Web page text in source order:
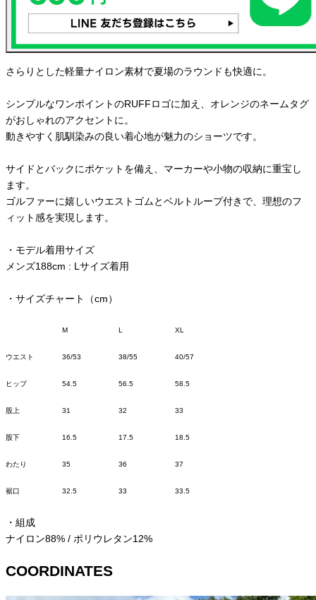
さらりとした軽量ナイロン素材で夏場のラウンドも快適に。
シンプルなワンポイントのRUFFロゴに加え、オレンジのネームタグ
がおしゃれのアクセントに。
動きやすく肌馴染みの良い着心地が魅力のショーツです。
サイドとバックにポケットを備え、マーカーや小物の収納に重宝し
ます。
ゴルファーに嬉しいウエストゴムとベルトループ付きで、理想のフ
ィット感を実現します。
・モデル着用サイズ
メンズ188cm : Lサイズ着用
・サイズチャート（cm）
M L XL
ウエスト 36/53 38/55 40/57
ヒップ 54.5 56.5 58.5
股上 31 32 33
股下 16.5 17.5 18.5
わたり 35 36 37
裾口 32.5 33 33.5
・組成
ナイロン88% / ポリウレタン12%
COORDINATES